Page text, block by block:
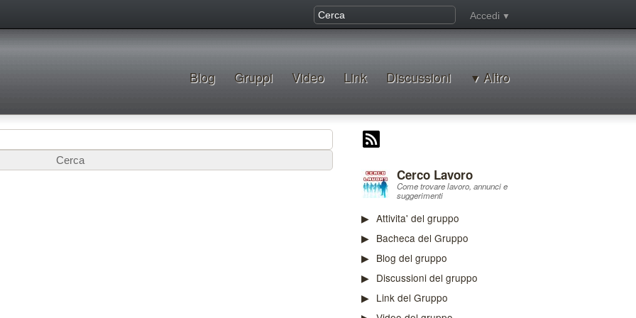
Accedi
Blog Gruppi Video Link Discussioni Altro
Cerco Lavoro
Come trovare lavoro, annunci e
suggerimenti
Attivita' del gruppo
Bacheca del Gruppo
Blog del gruppo
Discussioni del gruppo
Link del Gruppo